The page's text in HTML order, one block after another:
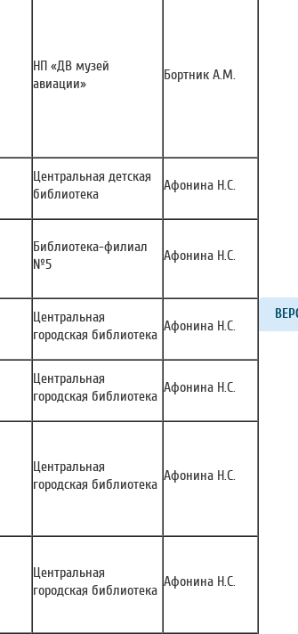
НП «ДВ музей
авиации»
Бортник А.М.
Центральная детская
библиотека
Афонина Н.С.
Библиотека-филиал
№5
Афонина Н.С.
Центральная
городская библиотека
Афонина Н.С.
Центральная
городская библиотека
Афонина Н.С.
Центральная
городская библиотека
Афонина Н.С.
Центральная
городская библиотека
Афонина Н.С.